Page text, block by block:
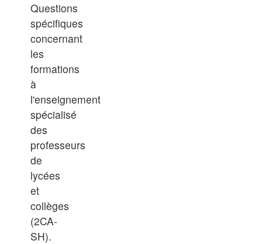
Questions
spécifiques
concernant
les
formations
à
l'enseignement
spécialisé
des
professeurs
de
lycées
et
collèges
(2CA-
SH).